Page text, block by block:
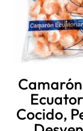
Cocido,